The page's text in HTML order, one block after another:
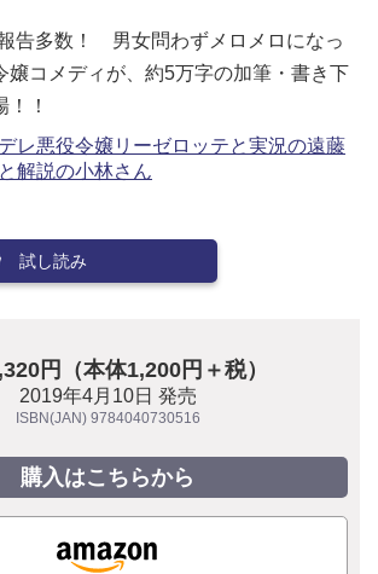
告多数！ 男女問わずメロメロになっ
嬢コメディが、約5万字の加筆・書き下
！
レ悪役令嬢リーゼロッテと実況の遠藤
解説の小林さん
試し読み
円（本体1,200円＋税）
2019年4月10日 発売
ISBN(JAN) 9784040730516
購入はこちらから